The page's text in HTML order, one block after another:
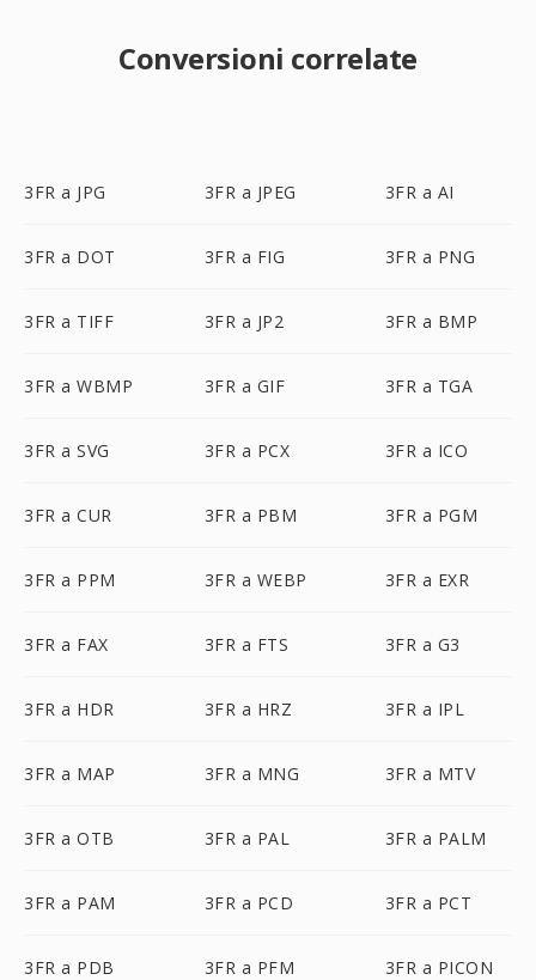
Conversioni correlate
3FR a JPG 3FR a JPEG 3FR a AI
3FR a DOT 3FR a FIG 3FR a PNG
3FR a TIFF 3FR a JP2 3FR a BMP
3FR a WBMP 3FR a GIF 3FR a TGA
3FR a SVG 3FR a PCX 3FR a ICO
3FR a CUR 3FR a PBM 3FR a PGM
3FR a PPM 3FR a WEBP 3FR a EXR
3FR a FAX 3FR a FTS 3FR a G3
3FR a HDR 3FR a HRZ 3FR a IPL
3FR a MAP 3FR a MNG 3FR a MTV
3FR a OTB 3FR a PAL 3FR a PALM
3FR a PAM 3FR a PCD 3FR a PCT
3FR a PDB 3FR a PFM 3FR a PICON